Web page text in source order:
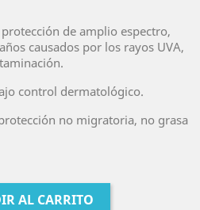
de amplio espectro,
causados por los rayos UVA,
control dermatológico.
no migratoria, no grasa
AL CARRITO